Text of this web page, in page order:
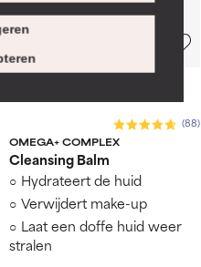
OMEGA+ COMPLEX
(88)
Cleansing Balm
Hydrateert de huid
Verwijdert make-up
Laat een doffe huid weer
stralen